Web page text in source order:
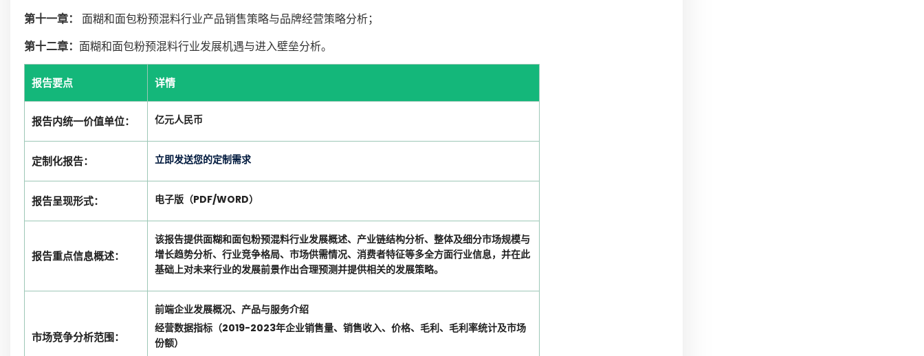
第十一章：
面糊和面包粉预混料行业产品销售策略与品牌经营策略分析；
第十二章： 面糊和面包粉预混料行业发展机遇与进入壁垒分析。
报告要点 详情
报告内统一价值单位： 亿元人民币
定制化报告： 立即发送您的定制需求
报告呈现形式： 电子版（PDF/WORD）
报告重点信息概述：
该报告提供面糊和面包粉预混料行业发展概述、产业链结构分析、整体及细分市场规模与
增长趋势分析、行业竞争格局、市场供需情况、消费者特征等多全方面行业信息，并在此
基础上对未来行业的发展前景作出合理预测并提供相关的发展策略。
市场竞争分析范围：
前端企业发展概况、产品与服务介绍
经营数据指标（2019-2023年企业销售量、销售收入、价格、毛利、毛利率统计及市场
份额）